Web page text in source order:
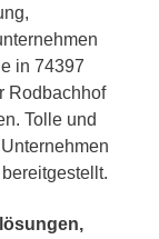
in 74397
Rodbachhof
Tolle und